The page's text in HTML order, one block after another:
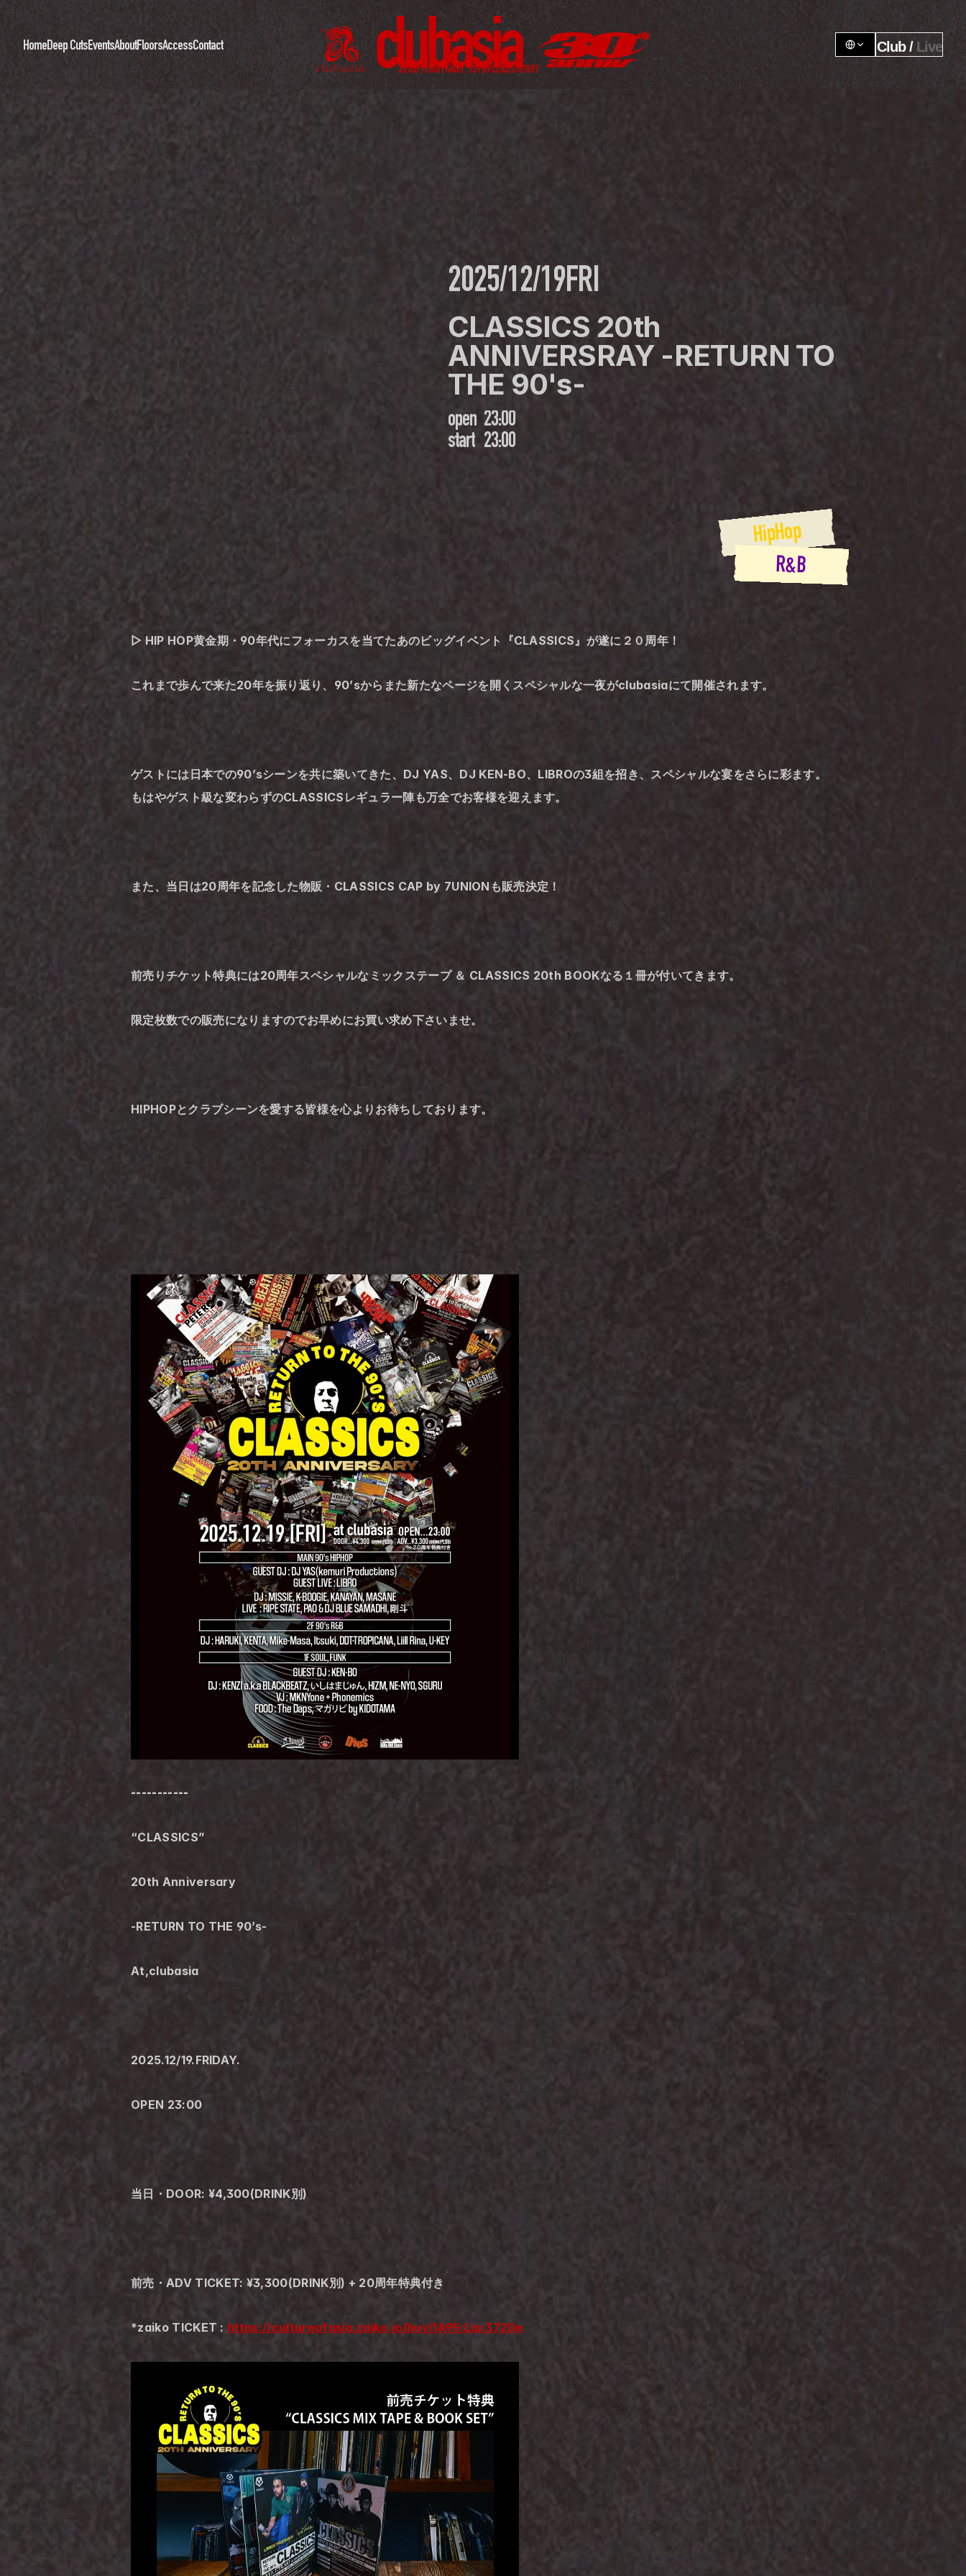
HomeDeep CutsEventsAboutFloorsAccessContact Club / Live
2025/12/19FRI
CLASSICS 20th
ANNIVERSRAY -RETURN TO
THE 90's-
open 23:00
start 23:00
HipHop
R&B
▷ HIP HOP黄金期・90年代にフォーカスを当てたあのビッグイベント『CLASSICS』が遂に２０周年！
これまで歩んで来た20年を振り返り、90’sからまた新たなページを開くスペシャルな一夜がclubasiaにて開催されます。
ゲストには日本での90’sシーンを共に築いてきた、DJ YAS、DJ KEN-BO、LIBROの3組を招き、スペシャルな宴をさらに彩ます。
もはやゲスト級な変わらずのCLASSICSレギュラー陣も万全でお客様を迎えます。
また、当日は20周年を記念した物販・CLASSICS CAP by 7UNIONも販売決定！
前売りチケット特典には20周年スペシャルなミックステープ ＆ CLASSICS 20th BOOKなる１冊が付いてきます。
限定枚数での販売になりますのでお早めにお買い求め下さいませ。
HIPHOPとクラブシーンを愛する皆様を心よりお待ちしております。
-----------
“CLASSICS”
20th Anniversary
-RETURN TO THE 90’s-
At,clubasia
2025.12/19.FRIDAY.
OPEN 23:00
当日・DOOR: ¥4,300(DRINK別)
前売・ADV TICKET: ¥3,300(DRINK別) + 20周年特典付き
*zaiko TICKET : https://cultureofasia.zaiko.io/buy/1A95:Lip:3720e